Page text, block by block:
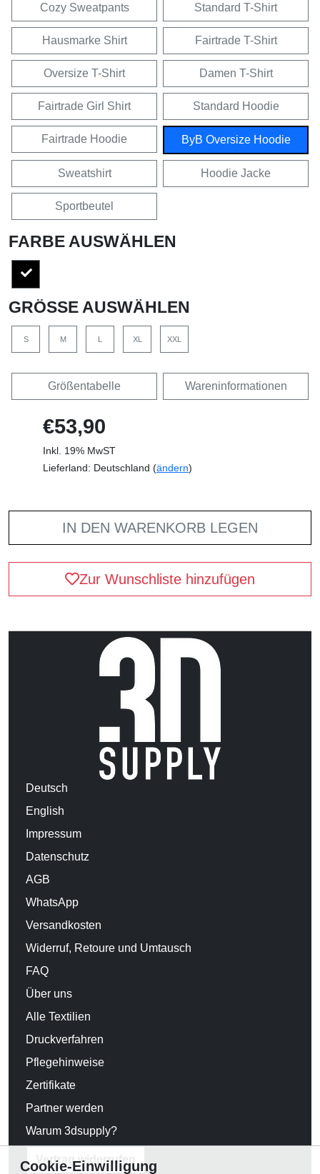
Cozy Sweatpants Standard T-Shirt
Hausmarke Shirt Fairtrade T-Shirt
Oversize T-Shirt Damen T-Shirt
Fairtrade Girl Shirt Standard Hoodie
Fairtrade Hoodie ByB Oversize Hoodie
Sweatshirt Hoodie Jacke
Sportbeutel
FARBE AUSWÄHLEN
GRÖSSE AUSWÄHLEN
S M L XL XXL
Größentabelle Wareninformationen
€53,90
Inkl. 19% MwST
Lieferland: Deutschland (ändern)
IN DEN WARENKORB LEGEN
Zur Wunschliste hinzufügen
Deutsch
English
Impressum
Datenschutz
AGB
WhatsApp
Versandkosten
Widerruf, Retoure und Umtausch
FAQ
Über uns
Alle Textilien
Druckverfahren
Pflegehinweise
Zertifikate
Partner werden
Warum 3dsupply?
Vertrag widerrufen
Cookie-Einwilligung